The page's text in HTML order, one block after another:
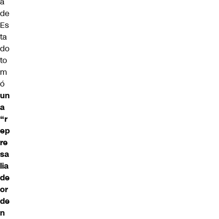
de
Es
ta
do
to
m
ó
un
a
“r
ep
re
sa
lia
de
or
de
n